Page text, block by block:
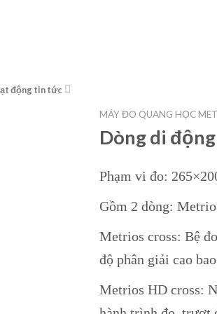
động tin tức
MÁY ĐO QUANG HỌC
Dòng di động
Phạm vi đo:
Gồm 2 dòng:
Metrios cross: Bệ
độ phân giải cao
Metrios HD cross: